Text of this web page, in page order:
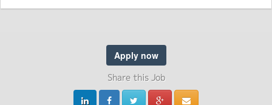
Apply now
Share this Job